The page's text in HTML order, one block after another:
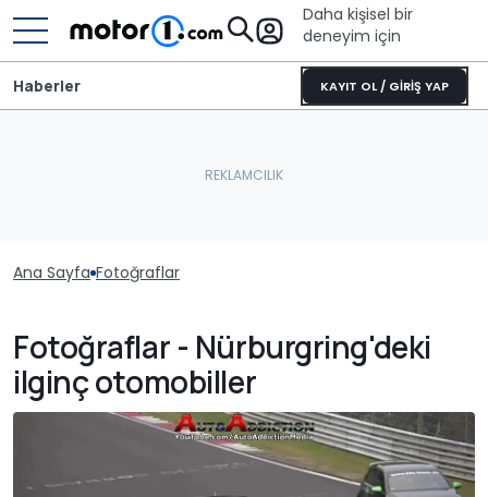
Daha kişisel bir
deneyim için
KAYIT OL / GİRİŞ YAP
Haberler
Ana Sayfa Fotoğraflar
Fotoğraflar - Nürburgring'deki
ilginç otomobiller